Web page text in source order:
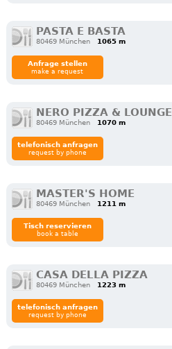
PASTA E BASTA
80469 München 1065 m
Anfrage stellen
make a request
NERO PIZZA & LOUNGE
80469 München 1070 m
telefonisch anfragen
request by phone
MASTER'S HOME
80469 München 1211 m
Tisch reservieren
book a table
CASA DELLA PIZZA
80469 München 1223 m
telefonisch anfragen
request by phone